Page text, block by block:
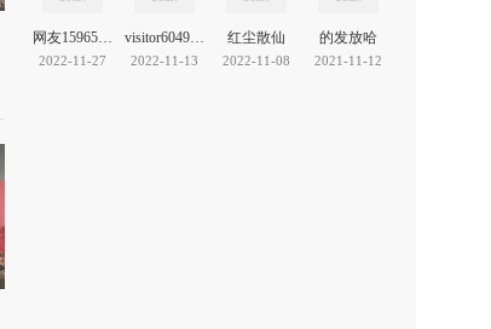
网友15965710293318451
2022-11-27
visitor604905722
2022-11-13
红尘散仙
2022-11-08
的发放哈
2021-11-12